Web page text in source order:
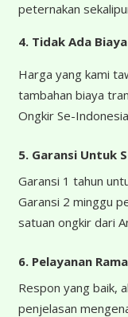
peternakan
4. Tidak Ada
Harga yang kami
tambahan biaya
Ongkir Se-
5. Garansi Untuk
Garansi 1 tahun
Garansi 2 minggu
satuan ongkir dari
6. Pelayanan
Respon yang baik,
penjelasan